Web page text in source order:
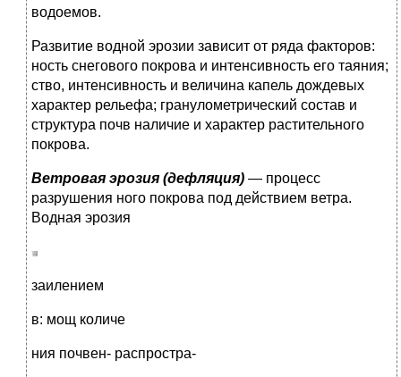
водоемов.
Развитие водной эрозии зависит от ряда факторов:
ность снегового покрова и интенсивность его таяния;
ство, интенсивность и величина капель дождевых
характер рельефа; гранулометрический состав и
структура почв наличие и характер растительного
покрова.
Ветровая эрозия (дефляция) — процесс
разрушения ного покрова под действием ветра.
Водная эрозия
заилением
в: мощ количе
ния почвен- распростра-